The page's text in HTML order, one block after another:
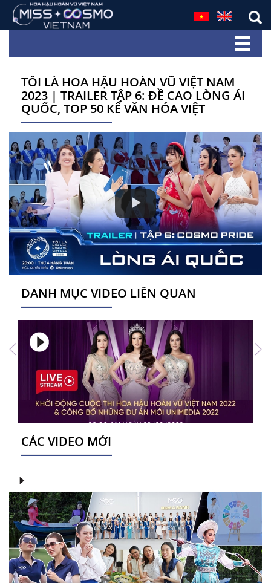
TÔI LÀ HOA HẬU HOÀN VŨ VIỆT NAM
2023 | TRAILER TẬP 6: ĐỀ CAO LÒNG ÁI
QUỐC, TOP 50 KỂ VĂN HÓA VIỆT
Play
Video
DANH MỤC VIDEO LIÊN QUAN
CÁC VIDEO MỚI